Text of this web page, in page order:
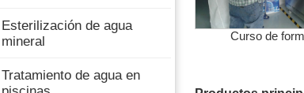
Curso de
Esterilización de agua
mineral
Tratamiento de agua en